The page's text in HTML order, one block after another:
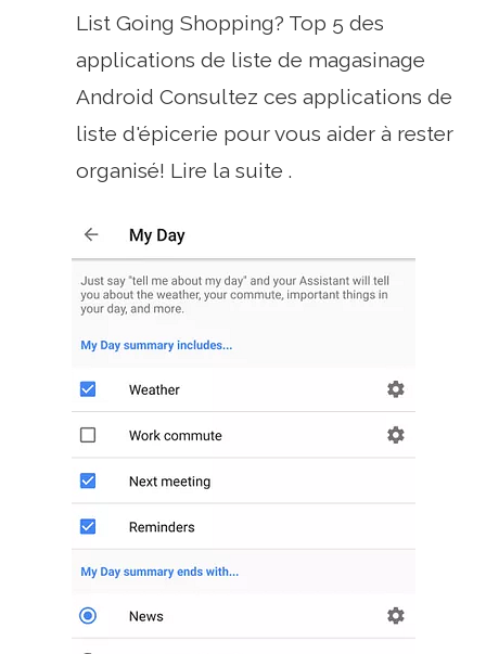
List Going Shopping? Top 5 des
applications de liste de magasinage
Android Consultez ces applications de
liste d'épicerie pour vous aider à rester
organisé! Lire la suite .